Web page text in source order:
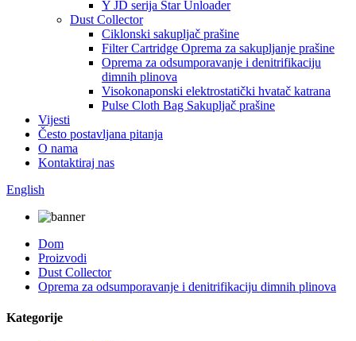
Y JD serija Star Unloader
Dust Collector
Ciklonski sakupljač prašine
Filter Cartridge Oprema za sakupljanje prašine
Oprema za odsumporavanje i denitrifikaciju
dimnih plinova
Visokonaponski elektrostatički hvatač katrana
Pulse Cloth Bag Sakupljač prašine
Vijesti
Često postavljana pitanja
O nama
Kontaktiraj nas
English
Dom
Proizvodi
Dust Collector
Oprema za odsumporavanje i denitrifikaciju dimnih plinova
Kategorije